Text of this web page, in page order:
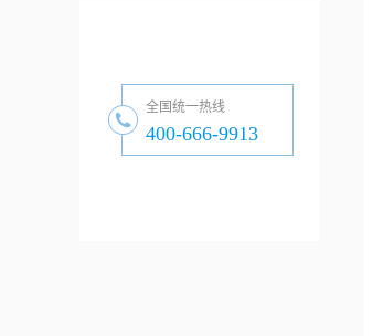
全国统一热线
400-666-9913